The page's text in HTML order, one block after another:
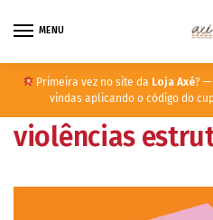
MENU
Primeira vez no site da Loja Axé? —
vindas aplicando o código do
violências